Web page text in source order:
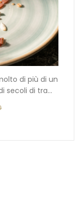
di più di un
secoli di tra...